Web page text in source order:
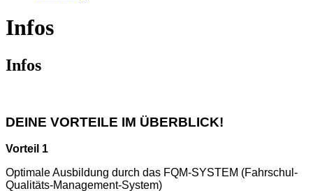
Infos
Infos
DEINE VORTEILE IM ÜBERBLICK!
Vorteil 1
Optimale Ausbildung durch das FQM-SYSTEM (Fahrschul-
Qualitäts-Management-System)